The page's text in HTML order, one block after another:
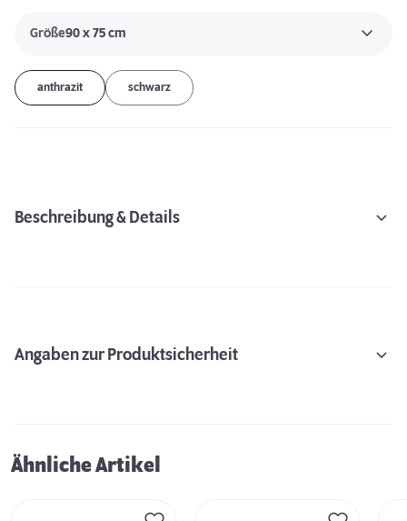
Größe90 x 75 cm
anthrazit schwarz
Beschreibung & Details
Angaben zur Produktsicherheit
Ähnliche Artikel